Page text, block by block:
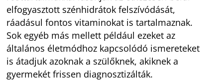
elfogyasztott szénhidrátok felszívódását,
ráadásul fontos vitaminokat is tartalmaznak.
Sok egyéb más mellett például ezeket az
általános életmódhoz kapcsolódó ismereteket
is átadjuk azoknak a szülőknek, akiknek a
gyermekét frissen diagnosztizálták.